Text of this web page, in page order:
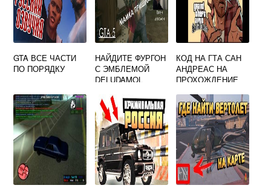
GTA ВСЕ ЧАСТИ
ПО ПОРЯДКУ
НАЙДИТЕ ФУРГОН
С ЭМБЛЕМОЙ
DELUDAMOL
S В ГТА 5
КОД НА ГТА САН
АНДРЕАС НА
ПРОХОЖДЕНИЕ